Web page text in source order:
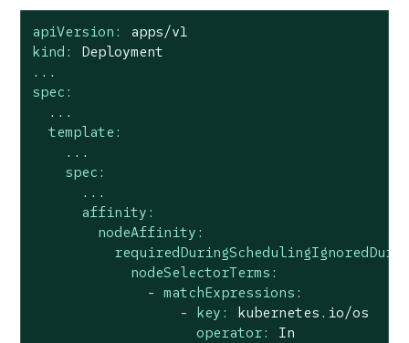
apiVersion:
apps/v1
kind:
Deployment
...
spec:
...
template:
...
spec:
...
affinity:
nodeAffinity:
nodeSelectorTerms:
- matchExpressions:
-
key:
kubernetes.io/os
operator:
In